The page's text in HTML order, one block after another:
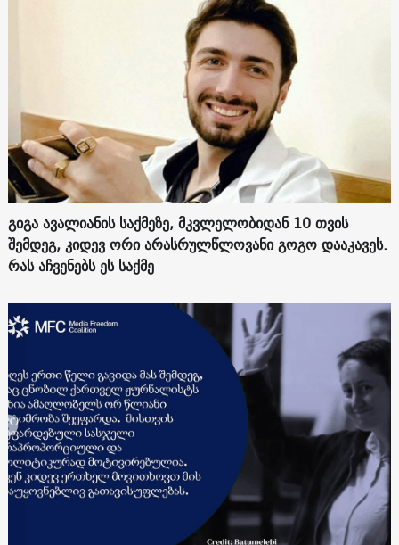
გიგა ავალიანის საქმეზე, მკვლელობიდან 10 თვის
შემდეგ, კიდევ ორი არასრულწლოვანი გოგო დააკავეს.
რას აჩვენებს ეს საქმე